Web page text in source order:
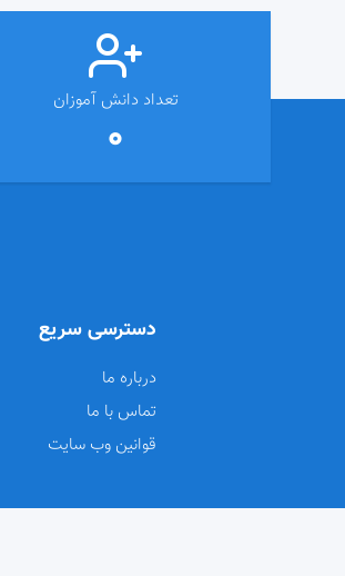
تعداد دانش آموزان
0
دسترسی سریع
درباره ما
تماس با ما
قوانین وب سایت